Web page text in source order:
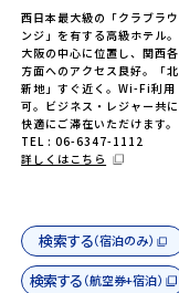
西日本最大級の「クラブラウ
ンジ」を有する高級ホテル。
大阪の中心に位置し、関西各
方面へのアクセス良好。「北
新地」すぐ近く。Wi-Fi利用
可。ビジネス・レジャー共に
快適にご滞在いただけます。
TEL : 06-6347-1112
詳しくはこちら
検索する（宿泊のみ）
検索する（航空券+宿泊）